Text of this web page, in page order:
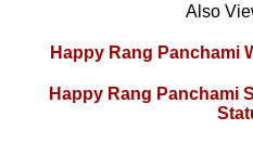
Also
Happy Rang Panchami
Happy Rang Panchami